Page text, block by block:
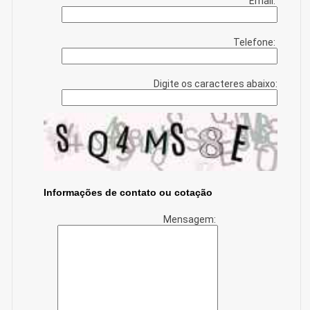
Telefone:
Digite os caracteres abaixo:
Informações de contato ou cotação
Mensagem: